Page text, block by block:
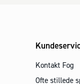
Kontakt Fog
Ofte stillede